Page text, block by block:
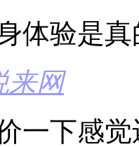
体验是
来网
一下感